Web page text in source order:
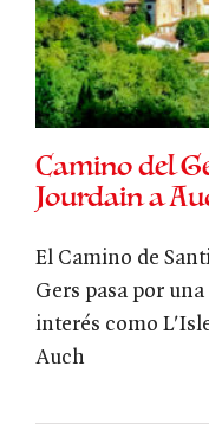
Camino del
Jourdain a
El Camino de
Gers pasa por
interés como
Auch